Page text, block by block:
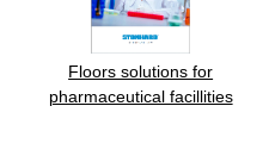
Floors solutions for
pharmaceutical facillities